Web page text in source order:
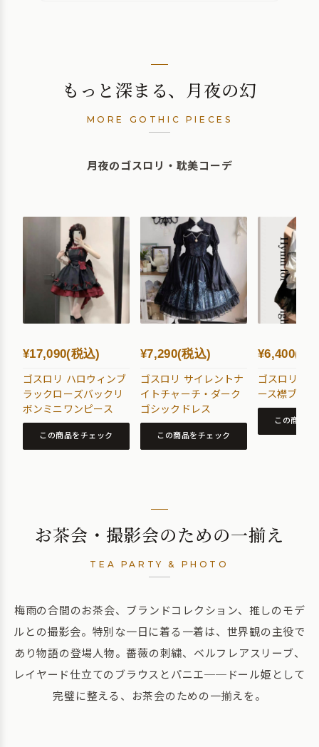
もっと深まる、月夜の幻
MORE GOTHIC PIECES
月夜のゴスロリ・耽美コーデ
¥17,090(税込)
ゴスロリ ハロウィンブ
ラックローズバックリ
ボンミニワンピース
この商品をチェック
¥7,290(税込)
ゴスロリ サイレントナ
イトチャーチ・ダーク
ゴシックドレス
この商品をチェック
¥6,400(税
ゴスロリ 十
ース襟ブラ
この商品を
お茶会・撮影会のための一揃え
TEA PARTY & PHOTO
梅雨の合間のお茶会、ブランドコレクション、推しのモデ
ルとの撮影会。特別な一日に着る一着は、世界観の主役で
あり物語の登場人物。薔薇の刺繍、ベルフレアスリーブ、
レイヤード仕立てのブラウスとパニエ──ドール姫として
完璧に整える、お茶会のための一揃えを。